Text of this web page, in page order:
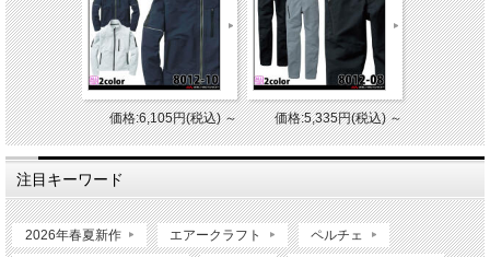
価格:6,105円(税込)～ 価格:5,335円(税込)～
注目キーワード
2026年春夏新作 エアークラフト ペルチェ